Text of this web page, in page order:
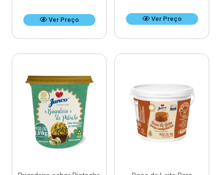
Ver Preço Ver Preço